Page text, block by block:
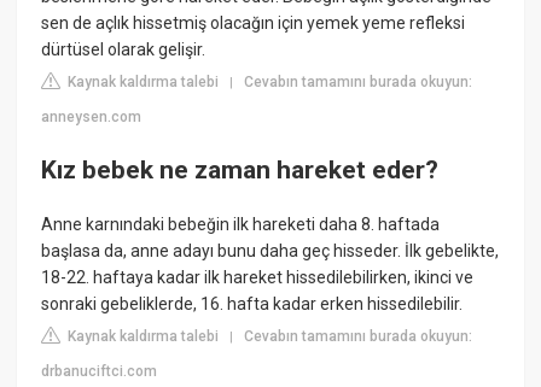
sen de açlık hissetmiş olacağın için yemek yeme refleksi
dürtüsel olarak gelişir.
Kaynak kaldırma talebi |Cevabın tamamını burada okuyun:
anneysen.com
Kız bebek ne zaman hareket eder?
Anne karnındaki bebeğin ilk hareketi daha 8. haftada
başlasa da, anne adayı bunu daha geç hisseder. İlk gebelikte,
18-22. haftaya kadar ilk hareket hissedilebilirken, ikinci ve
sonraki gebeliklerde, 16. hafta kadar erken hissedilebilir.
Kaynak kaldırma talebi |Cevabın tamamını burada okuyun:
drbanuciftci.com